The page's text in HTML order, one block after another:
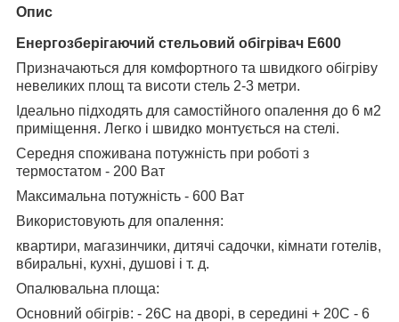
Опис
Енергозберігаючий стельовий обігрівач Е600
Призначаються для комфортного та швидкого обігріву
невеликих площ та висоти стель 2-3 метри.
Ідеально підходять для самостійного опалення до 6 м2
приміщення. Легко і швидко монтується на стелі.
Середня споживана потужність при роботі з
термостатом - 200 Ват
Максимальна потужність - 600 Ват
Використовують для опалення:
квартири, магазинчики, дитячі садочки, кімнати готелів,
вбиральні, кухні, душові і т. д.
Опалювальна площа:
Основний обігрів: - 26С на дворі, в середині + 20С - 6